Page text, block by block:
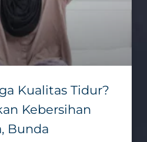
Kualitas Tidur?
Kebersihan
Bunda